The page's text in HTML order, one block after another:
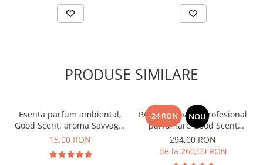
PRODUSE SIMILARE
Esenta parfum ambiental,
Good Scent, aroma Savvage,
10 g
15,00 RON
-24 RON NOU
PACHET: Aparat profesional
parfumare Good Scent
Aroma Car Diffuser, cu
baterie interna, negru si 5
rezerve incluse
294,00 RON
de la 260,00 RON